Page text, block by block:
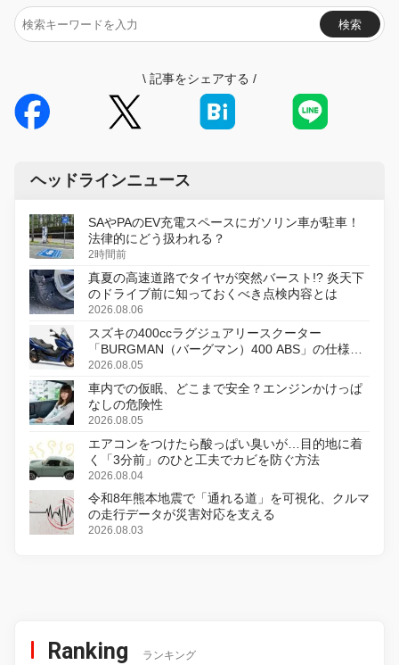
検索
\ 記事をシェアする /
ヘッドラインニュース
SAやPAのEV充電スペースにガソリン車が駐車！
法律的にどう扱われる？
2時間前
真夏の高速道路でタイヤが突然バースト!? 炎天下
のドライブ前に知っておくべき点検内容とは
2026.08.06
スズキの400ccラグジュアリースクーター
「BURGMAN（バーグマン）400 ABS」の仕様を
変更し、8月18日に発売
2026.08.05
車内での仮眠、どこまで安全？エンジンかけっぱ
なしの危険性
2026.08.05
エアコンをつけたら酸っぱい臭いが…目的地に着
く「3分前」のひと工夫でカビを防ぐ方法
2026.08.04
令和8年熊本地震で「通れる道」を可視化、クルマ
の走行データが災害対応を支える
2026.08.03
Ranking ランキング